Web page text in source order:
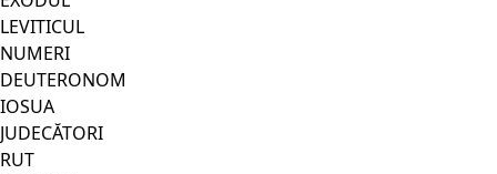
LEVITICUL
NUMERI
DEUTERONOM
IOSUA
JUDECĂTORI
RUT